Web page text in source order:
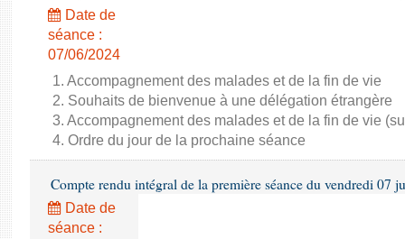
Date de
séance :
07/06/2024
1. Accompagnement des malades et de la fin de vie
2. Souhaits de bienvenue à une délégation étrangère
3. Accompagnement des malades et de la fin de vie
4. Ordre du jour de la prochaine séance
Compte rendu intégral de la première séance du vendredi 07
Date de
séance :